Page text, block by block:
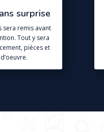
surprise
sera remis avant
Tout y sera
pièces et